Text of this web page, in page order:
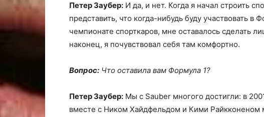
Петер Заубер: И да, и нет. Когда я начал строить
представить, что когда-нибудь буду участвовать
чемпионате спорткаров, мне оставалось сделать
наконец, я почувствовал себя там комфортно.
Вопрос: Что оставила вам Формула 1?
Петер Заубер: Мы с Sauber многого достигли: в
вместе с Ником Хайдфельдом и Кими Райкконеном